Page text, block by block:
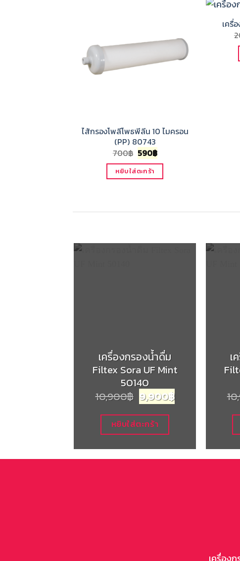
ไส้กรองโพลีโพธพีลีน 10 ไมครอน
(PP) 80743
700฿ Original
price
was:
700฿.
590฿Current
price
is:
590฿.
หยิบใส่ตะกร้า
เครื่
เครื่องกรองน้ำดื่ม
Filtex Sora UF Mint
50140
10,900฿ Original
price
was:
10,900฿.
9,900฿Current
price
หยิบใส่ตะกร้า
เ
เครื่อง